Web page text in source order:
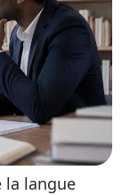
la langue